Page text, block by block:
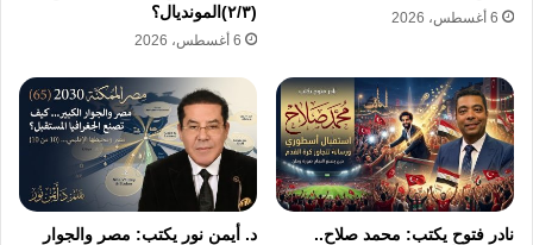
الحقيقة الثانية: تتعلق بالأطراف صاحبة
المصلحة الأساسية فيها. فمن الواضح
أيضاً أن “إسرائيل” هي صاحبة
6 أغسطس، 2026
(٢/٣)المونديال؟
6 أغسطس، 2026
نادر فتوح يكتب: محمد صلاح..
د. أيمن نور يكتب: مصر والجوار